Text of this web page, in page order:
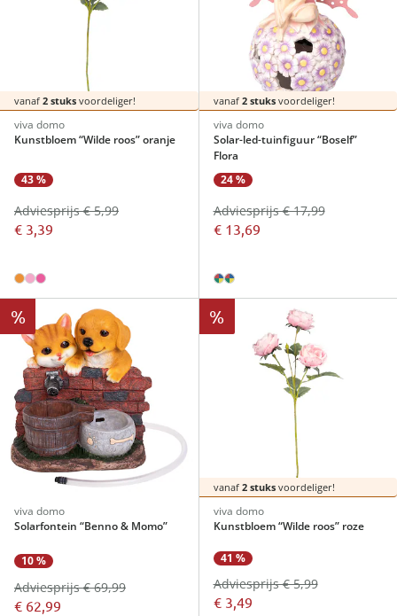
vanaf 2 stuks voordeliger!
viva domo
Kunstbloem “Wilde roos” oranje
43 %
€ 3,39
Adviesprijs € 5,99
vanaf 2 stuksvoordeliger!
viva domo
Solar-led-tuinfiguur “Boself”
Flora
24 %
€ 13,69
Adviesprijs € 17,99
%
viva domo
Solarfontein “Benno & Momo”
10 %
€ 62,99
Adviesprijs € 69,99
%
vanaf 2 stuksvoordeliger!
viva domo
Kunstbloem “Wilde roos” roze
41 %
€ 3,49
Adviesprijs € 5,99